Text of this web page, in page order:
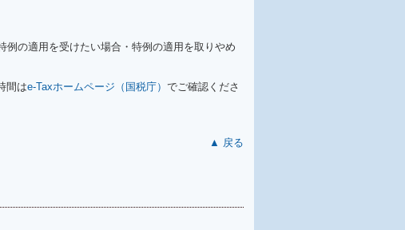
例の適用を受けたい場合・特例の適用を取りやめ
間はe-Taxホームページ（国税庁） でご確認くださ
▲ 戻る